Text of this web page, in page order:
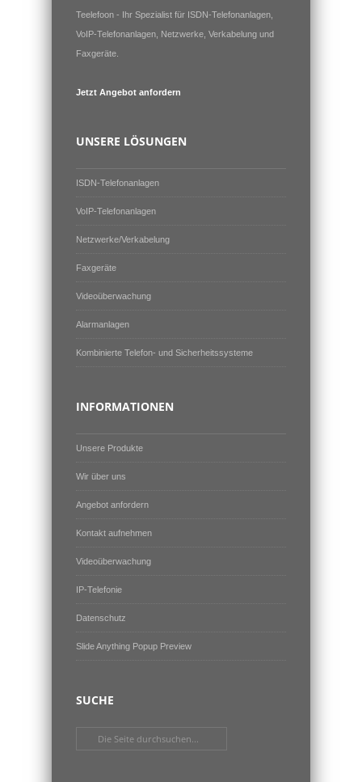
Teelefoon - Ihr Spezialist für ISDN-Telefonanlagen,
VoIP-Telefonanlagen, Netzwerke, Verkabelung und
Faxgeräte.
Jetzt Angebot anfordern
UNSERE LÖSUNGEN
ISDN-Telefonanlagen
VoIP-Telefonanlagen
Netzwerke/Verkabelung
Faxgeräte
Videoüberwachung
Alarmanlagen
Kombinierte Telefon- und Sicherheitssysteme
INFORMATIONEN
Unsere Produkte
Wir über uns
Angebot anfordern
Kontakt aufnehmen
Videoüberwachung
IP-Telefonie
Datenschutz
Slide Anything Popup Preview
SUCHE